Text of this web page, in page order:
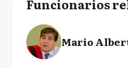
Funcionarios
Mario